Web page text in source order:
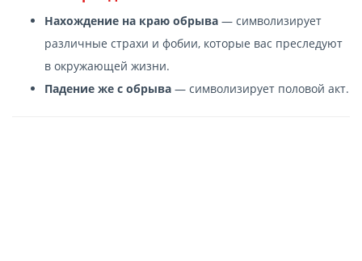
Нахождение на краю обрыва — символизирует
различные страхи и фобии, которые вас преследуют
в окружающей жизни.
Падение же с обрыва — символизирует половой акт.